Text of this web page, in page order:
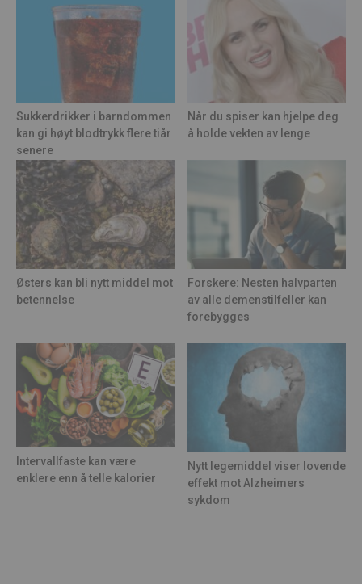
Sukkerdrikker i barndommen
kan gi høyt blodtrykk flere tiår
senere
Når du spiser kan hjelpe deg
å holde vekten av lenge
Østers kan bli nytt middel mot
betennelse
Forskere: Nesten halvparten
av alle demenstilfeller kan
forebygges
Intervallfaste kan være
enklere enn å telle kalorier
Nytt legemiddel viser lovende
effekt mot Alzheimers
sykdom